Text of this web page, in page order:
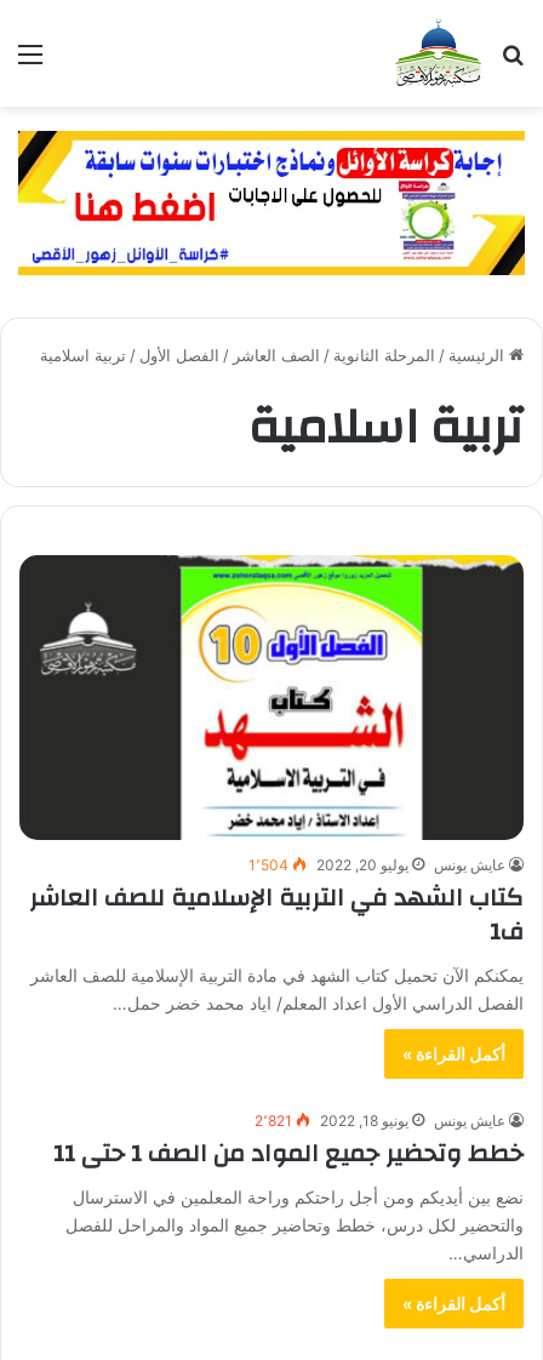
بحث عن
الرئيسية / المرحلة الثانوية / الصف العاشر / الفصل الأول /تربية اسلامية
تربية اسلامية
عايش يونس يوليو 20, 2022 1٬504
كتاب الشهد في التربية الإسلامية للصف العاشر
ف1
يمكنكم الآن تحميل كتاب الشهد في مادة التربية الإسلامية للصف العاشر
الفصل الدراسي الأول اعداد المعلم/ اياد محمد خضر حمل…
أكمل القراءة »
عايش يونس يونيو 18, 2022 2٬821
خطط وتحضير جميع المواد من الصف 1 حتى 11
نضع بين أيديكم ومن أجل راحتكم وراحة المعلمين في الاسترسال
والتحضير لكل درس، خطط وتحاضير جميع المواد والمراحل للفصل
الدراسي…
أكمل القراءة »